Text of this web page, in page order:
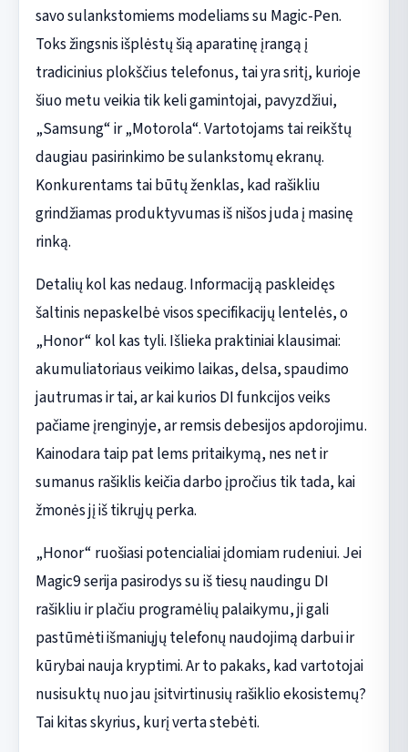
savo sulankstomiems modeliams su Magic-Pen.
Toks žingsnis išplėstų šią aparatinę įrangą į
tradicinius plokščius telefonus, tai yra sritį, kurioje
šiuo metu veikia tik keli gamintojai, pavyzdžiui,
„Samsung“ ir „Motorola“. Vartotojams tai reikštų
daugiau pasirinkimo be sulankstomų ekranų.
Konkurentams tai būtų ženklas, kad rašikliu
grindžiamas produktyvumas iš nišos juda į masinę
rinką.
Detalių kol kas nedaug. Informaciją paskleidęs
šaltinis nepaskelbė visos specifikacijų lentelės, o
„Honor“ kol kas tyli. Išlieka praktiniai klausimai:
akumuliatoriaus veikimo laikas, delsa, spaudimo
jautrumas ir tai, ar kai kurios DI funkcijos veiks
pačiame įrenginyje, ar remsis debesijos apdorojimu.
Kainodara taip pat lems pritaikymą, nes net ir
sumanus rašiklis keičia darbo įpročius tik tada, kai
žmonės jį iš tikrųjų perka.
„Honor“ ruošiasi potencialiai įdomiam rudeniui. Jei
Magic9 serija pasirodys su iš tiesų naudingu DI
rašikliu ir plačiu programėlių palaikymu, ji gali
pastūmėti išmaniųjų telefonų naudojimą darbui ir
kūrybai nauja kryptimi. Ar to pakaks, kad vartotojai
nusisuktų nuo jau įsitvirtinusių rašiklio ekosistemų?
Tai kitas skyrius, kurį verta stebėti.